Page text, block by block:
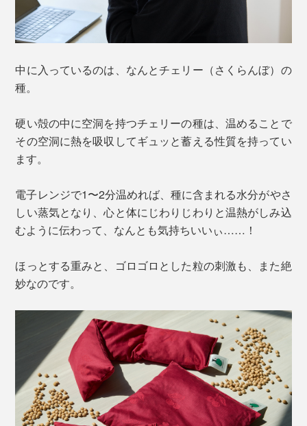
中に入っているのは、なんとチェリー（さくらんぼ）の
種。
硬い殻の中に空洞を持つチェリーの種は、温めることで
その空洞に熱を吸収してギュッと蓄える性質を持ってい
ます。
電子レンジで1〜2分温めれば、種に含まれる水分がやさ
しい蒸気となり、心と体にじわりじわりと温熱がしみ込
むように伝わって、なんとも気持ちいいぃ……！
ほっとする重みと、ゴロゴロとした粒の刺激も、また絶
妙なのです。